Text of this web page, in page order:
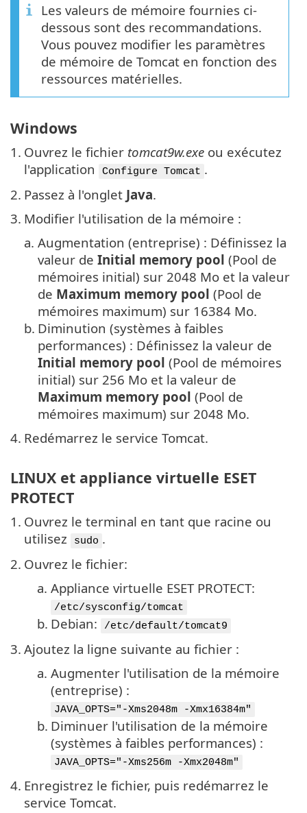
Les valeurs de mémoire fournies ci-
dessous sont des recommandations.
Vous pouvez modifier les paramètres
de mémoire de Tomcat en fonction des
ressources matérielles.
Windows
1. Ouvrez le fichier tomcat9w.exe ou exécutez
l'application
Configure Tomcat .
2. Passez à l'onglet Java.
3. Modifier l'utilisation de la mémoire :
a. Augmentation (entreprise) : Définissez la
valeur de Initial memory pool (Pool de
mémoires initial) sur 2048 Mo et la valeur
de Maximum memory pool (Pool de
mémoires maximum) sur 16384 Mo.
b. Diminution (systèmes à faibles
performances) : Définissez la valeur de
Initial memory pool (Pool de mémoires
initial) sur 256 Mo et la valeur de
Maximum memory pool (Pool de
mémoires maximum) sur 2048 Mo.
4. Redémarrez le service Tomcat.
LINUX et appliance virtuelle ESET
PROTECT
1. Ouvrez le terminal en tant que racine ou
utilisez
sudo .
2. Ouvrez le fichier:
a. Appliance virtuelle ESET PROTECT:
/etc/sysconfig/tomcat
b. Debian: /etc/default/tomcat9
3. Ajoutez la ligne suivante au fichier :
a. Augmenter l'utilisation de la mémoire
(entreprise) :
JAVA_OPTS="-Xms2048m -Xmx16384m"
b. Diminuer l'utilisation de la mémoire
(systèmes à faibles performances) :
JAVA_OPTS="-Xms256m -Xmx2048m"
4. Enregistrez le fichier, puis redémarrez le
service Tomcat.